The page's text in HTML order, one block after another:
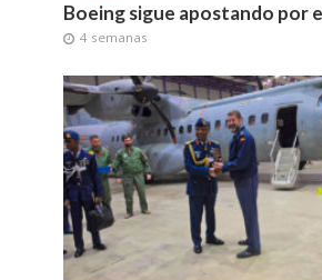
Boeing sigue apostando por
4 semanas